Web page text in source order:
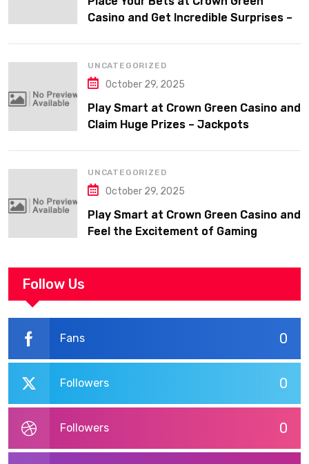
Casino and Get Incredible Surprises –
UNCATEGORIZED
October 29, 2025
Play Smart at Crown Green Casino and
Claim Huge Prizes – Jackpots
UNCATEGORIZED
October 29, 2025
Play Smart at Crown Green Casino and
Feel the Excitement of Gaming
Follow Us
0
Fans
0
Followers
0
Followers